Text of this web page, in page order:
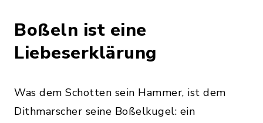
Boßeln ist eine
Liebeserklärung
Was dem Schotten sein Hammer, ist dem
Dithmarscher seine Boßelkugel: ein